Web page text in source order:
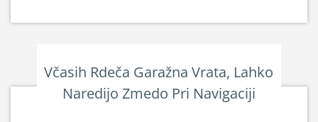
Včasih Rdeča Garažna Vrata, Lahko
Naredijo Zmedo Pri Navigaciji